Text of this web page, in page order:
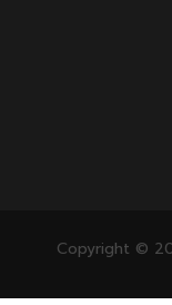
Copyright ©